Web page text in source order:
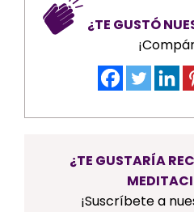
¿TE GUSTÓ
¿TE GUSTARÍA
¡Suscríbete a